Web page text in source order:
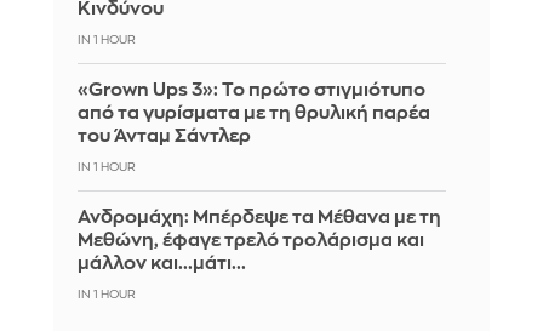
Κινδύνου
IN 1 HOUR
«Grown Ups 3»: Το πρώτο στιγμιότυπο
από τα γυρίσματα με τη θρυλική παρέα
του Άνταμ Σάντλερ
IN 1 HOUR
Ανδρομάχη: Μπέρδεψε τα Μέθανα με τη
Μεθώνη, έφαγε τρελό τρολάρισμα και
μάλλον και...μάτι...
IN 1 HOUR